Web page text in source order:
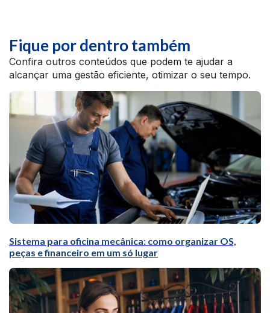
Fique por dentro também
Confira outros conteúdos que podem te ajudar a
alcançar uma gestão eficiente, otimizar o seu tempo.
Sistema para oficina mecânica: como organizar OS,
peças e financeiro em um só lugar